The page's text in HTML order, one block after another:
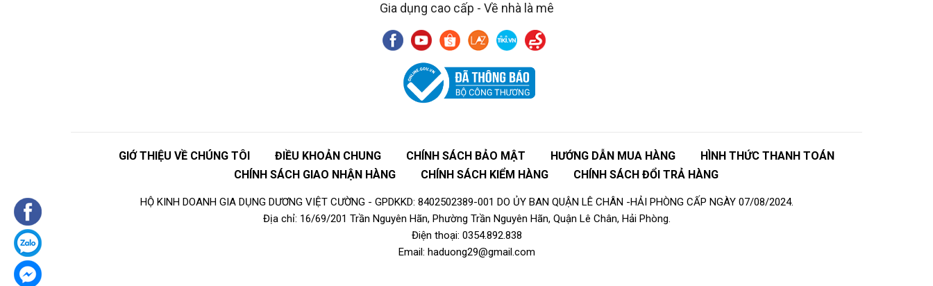
Gia dụng cao cấp - Về nhà là mê
GIỚ THIỆU VỀ CHÚNG TÔI ĐIỀU KHOẢN CHUNG CHÍNH SÁCH BẢO MẬT HƯỚNG DẪN MUA HÀNG
HÌNH THỨC THANH TOÁN
CHÍNH SÁCH GIAO NHẬN HÀNG
CHÍNH SÁCH KIỂM HÀNG CHÍNH SÁCH ĐỔI TRẢ HÀNG
HỘ KINH DOANH GIA DỤNG DƯƠNG VIỆT CƯỜNG - GPDKKD: 8402502389-001 DO ỦY BAN QUẬN LÊ CHÂN -HẢI PHÒNG CẤP NGÀY 07/08/2024.
Địa chỉ: 16/69/201 Trần Nguyên Hãn, Phường Trần Nguyên Hãn, Quận Lê Chân, Hải Phòng.
Điện thoại: 0354.892.838
Email: haduong29@gmail.com